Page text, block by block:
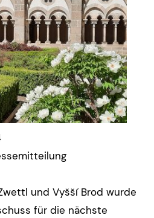
und Vyšší Brod wurde
für die nächste